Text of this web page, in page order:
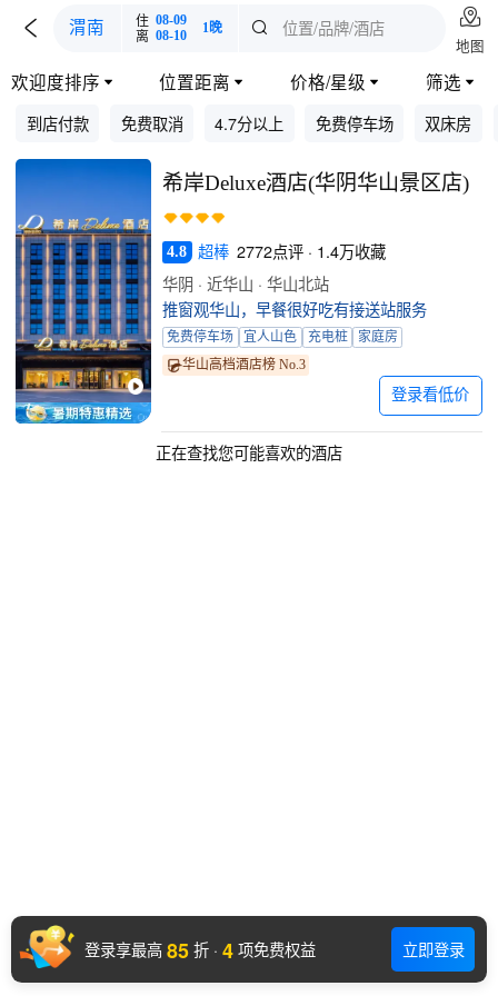
 渭南 住 08-09
离 08-10 1晚  位置/品牌/酒店 
地图
欢迎度排序  位置距离  价格/星级  筛选 
到店付款 免费取消 4.7分以上 免费停车场 双床房
希岸Deluxe酒店(华阴华山景区店)
4.8 超棒 2772点评 · 1.4万收藏
华阴 · 近华山 · 华山北站
推窗观华山，早餐很好吃有接送站服务
免费停车场 宜人山色 充电桩
家庭房
华山高档酒店榜 No.3
登录看低价
正在查找您可能喜欢的酒店
登录享最高 85 折 · 4 项免费权益 立即登录